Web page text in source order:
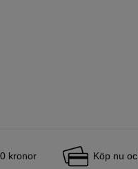
kronor Köp nu